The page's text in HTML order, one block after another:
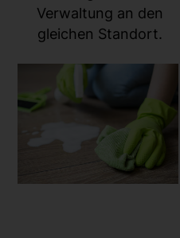
Verwaltung an den
gleichen Standort.